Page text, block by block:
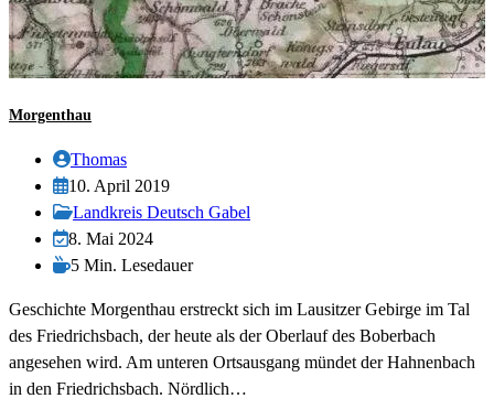
Morgenthau
Beitrags-
Autor:
Thomas
Beitrag
veröffentlicht:
10. April 2019
Beitrags-
Kategorie:
Landkreis Deutsch Gabel
Beitrag
zuletzt
am:
8. Mai 2024
Lesedauer:
5 Min. Lesedauer
Geschichte Morgenthau erstreckt sich im Lausitzer Gebirge im Tal
des Friedrichsbach, der heute als der Oberlauf des Boberbach
angesehen wird. Am unteren Ortsausgang mündet der Hahnenbach
in den Friedrichsbach. Nördlich…